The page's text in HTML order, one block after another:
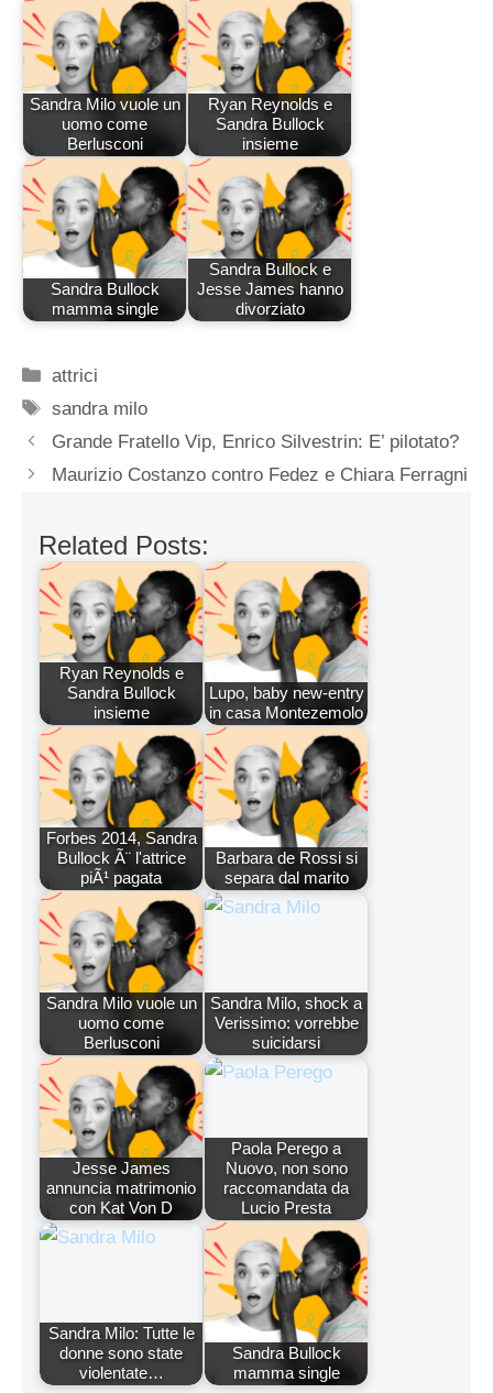
Sandra Milo vuole un
uomo come
Berlusconi
Ryan Reynolds e
Sandra Bullock
insieme
Sandra Bullock
mamma single
Sandra Bullock e
Jesse James hanno
divorziato
Categorie
attrici
Tag
sandra milo
Grande Fratello Vip, Enrico Silvestrin: E’ pilotato?
Maurizio Costanzo contro Fedez e Chiara Ferragni
Related Posts:
Ryan Reynolds e
Sandra Bullock
insieme
Lupo, baby new-entry
in casa Montezemolo
Forbes 2014, Sandra
Bullock Ã¨ l'attrice
piÃ¹ pagata
Barbara de Rossi si
separa dal marito
Sandra Milo vuole un
uomo come
Berlusconi
Sandra Milo, shock a
Verissimo: vorrebbe
suicidarsi
Jesse James
annuncia matrimonio
con Kat Von D
Paola Perego a
Nuovo, non sono
raccomandata da
Lucio Presta
Sandra Milo: Tutte le
donne sono state
violentate…
Sandra Bullock
mamma single